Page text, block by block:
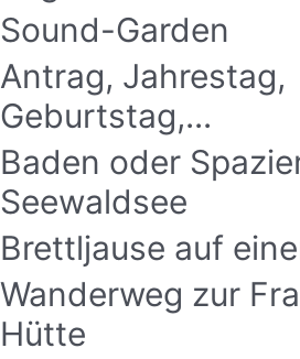
Sound-Garden
Antrag, Jahrestag,
Geburtstag,...
Baden oder
Seewaldsee
Brettljause auf
Wanderweg zur
Hütte